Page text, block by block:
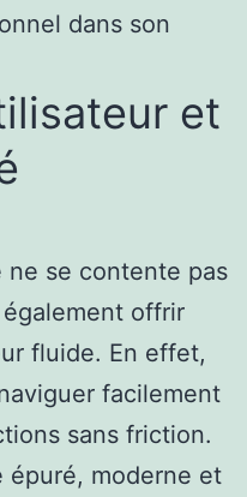
dans son
et
se contente pas
offrir
fluide. En effet,
facilement
sans friction.
épuré, moderne et